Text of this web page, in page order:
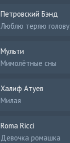
Петровский Бэнд
Люблю теряю голову
Мульти
Мимолётные сны
Халиф Атуев
Милая
Roma Ricci
Девочка ромашка